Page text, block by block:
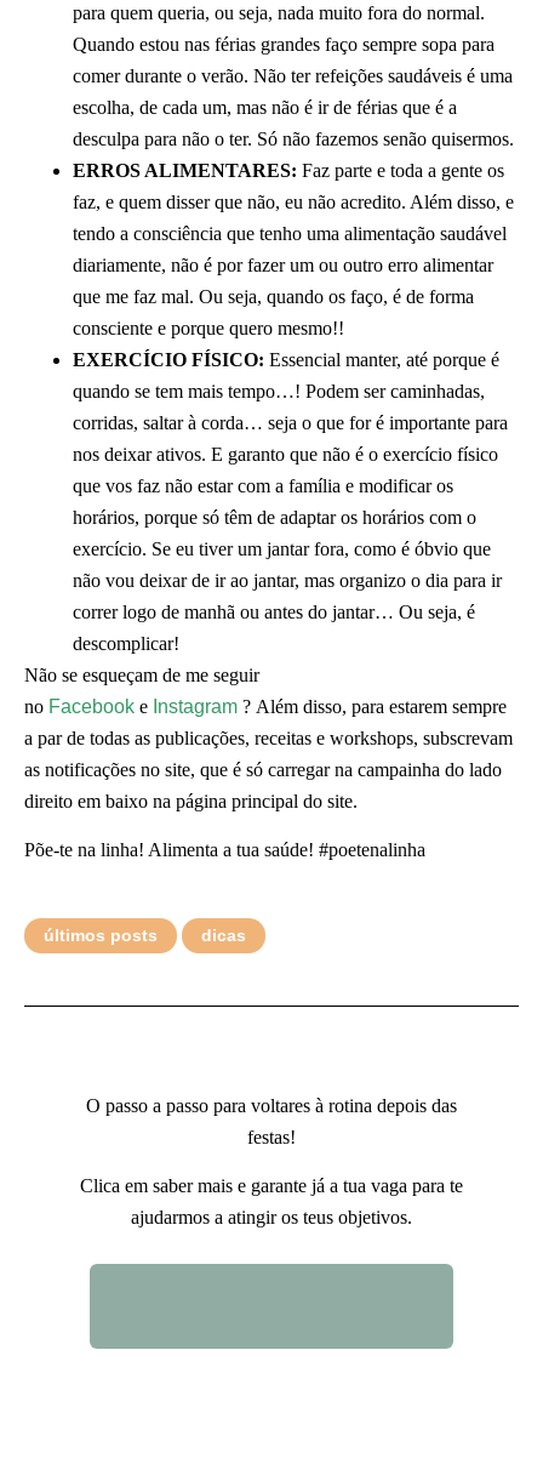
para quem queria, ou seja, nada muito fora do normal.
Quando estou nas férias grandes faço sempre sopa para
comer durante o verão. Não ter refeições saudáveis é uma
escolha, de cada um, mas não é ir de férias que é a
desculpa para não o ter. Só não fazemos senão quisermos.
ERROS ALIMENTARES: Faz parte e toda a gente os
faz, e quem disser que não, eu não acredito. Além disso, e
tendo a consciência que tenho uma alimentação saudável
diariamente, não é por fazer um ou outro erro alimentar
que me faz mal. Ou seja, quando os faço, é de forma
consciente e porque quero mesmo!!
EXERCÍCIO FÍSICO: Essencial manter, até porque é
quando se tem mais tempo…! Podem ser caminhadas,
corridas, saltar à corda… seja o que for é importante para
nos deixar ativos. E garanto que não é o exercício físico
que vos faz não estar com a família e modificar os
horários, porque só têm de adaptar os horários com o
exercício. Se eu tiver um jantar fora, como é óbvio que
não vou deixar de ir ao jantar, mas organizo o dia para ir
correr logo de manhã ou antes do jantar… Ou seja, é
descomplicar!
Não se esqueçam de me seguir
no Facebook e Instagram ? Além disso, para estarem sempre
a par de todas as publicações, receitas e workshops, subscrevam
as notificações no site, que é só carregar na campainha do lado
direito em baixo na página principal do site.
Põe-te na linha! Alimenta a tua saúde! #poetenalinha
últimos posts dicas
O passo a passo para voltares à rotina depois das
festas!
Clica em saber mais e garante já a tua vaga para te
ajudarmos a atingir os teus objetivos.